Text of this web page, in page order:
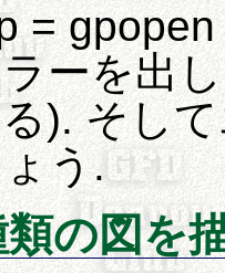
=
ーを出
). そし
う.
の図を